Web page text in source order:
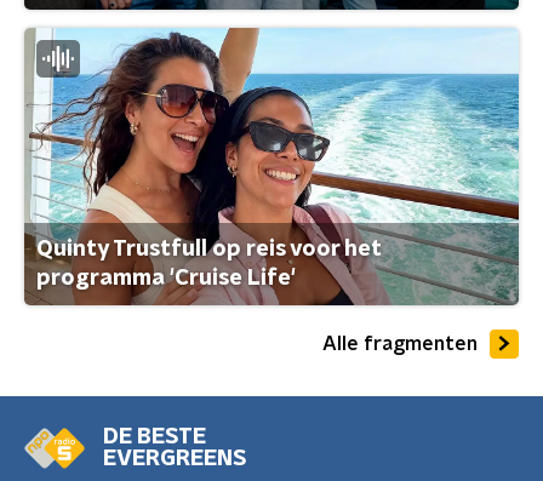
Quinty Trustfull op reis voor het
programma 'Cruise Life'
Alle fragmenten
DE BESTE
EVERGREENS